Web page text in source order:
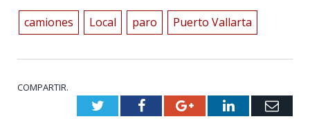
camiones Local paro Puerto Vallarta
COMPARTIR.
TwitterFacebookGoogle+LinkedIn